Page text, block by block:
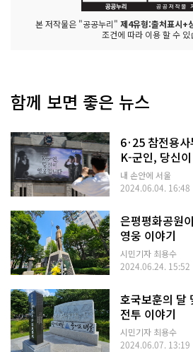
본 저작물은 "공공누리" 제4유형:출처표시+
조건에 따라 이용 할 수 있
함께 보면 좋은 뉴스
6·25 참전용
K-군인, 당신
내 손안에 서울
2024.06.04. 16:48
은평평화공원
영웅 이야기
시민기자 최용수
2024.06.24. 15:52
호국보훈의 달
전투 이야기
시민기자 최용수
2024.06.07. 13:19